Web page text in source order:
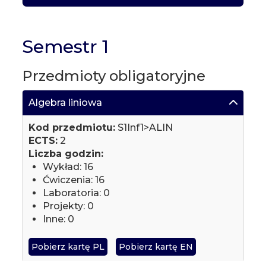
Semestr 1
Przedmioty obligatoryjne
Algebra liniowa
Kod przedmiotu: S1Inf1>ALIN
ECTS: 2
Liczba godzin:
Wykład: 16
Ćwiczenia: 16
Laboratoria: 0
Projekty: 0
Inne: 0
Pobierz kartę PL Pobierz kartę EN